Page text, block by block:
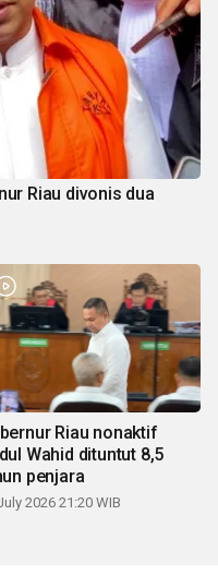
Riau divonis dua
Riau nonaktif
Wahid dituntut 8,5
penjara
2026 21:20 WIB